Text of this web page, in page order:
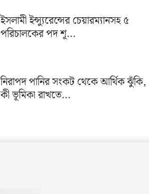
ইসলামী ইন্স্যুরেন্সের চেয়ারম্যানসহ ৫
পরিচালকের পদ শূ...
নিরাপদ পানির সংকট থেকে আর্থিক ঝুঁকি,
কী ভূমিকা রাখতে...